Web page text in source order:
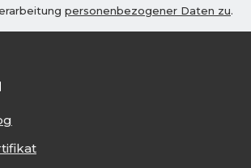
personenbezogener Daten zu.